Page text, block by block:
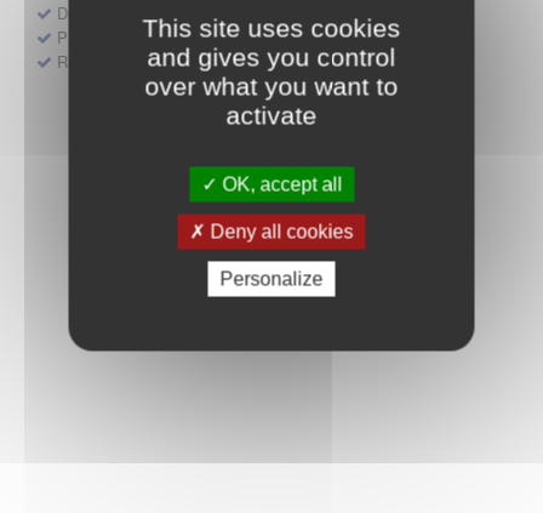
This site uses cookies
and gives you control
over what you want to
activate
OK, accept all
Deny all cookies
Personalize
Dépôt d'un dossier pour un produit de santé
Protocoles d'études post-inscription
Rencontres précoces